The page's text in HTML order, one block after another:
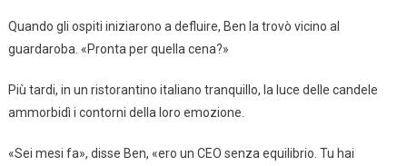
Quando gli ospiti iniziarono a defluire, Ben la trovò vicino al
guardaroba. «Pronta per quella cena?»
Più tardi, in un ristorantino italiano tranquillo, la luce delle candele
ammorbidì i contorni della loro emozione.
«Sei mesi fa», disse Ben, «ero un CEO senza equilibrio. Tu hai